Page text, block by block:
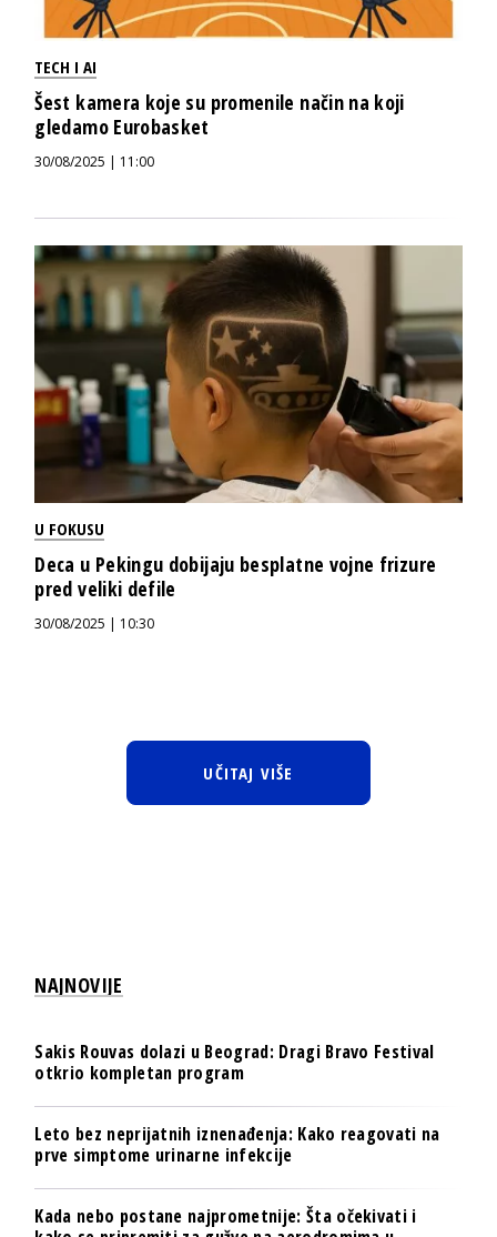
TECH I AI
Šest kamera koje su promenile način na koji
gledamo Eurobasket
30/08/2025 | 11:00
U FOKUSU
Deca u Pekingu dobijaju besplatne vojne frizure
pred veliki defile
30/08/2025 | 10:30
UČITAJ VIŠE
NAJNOVIJE
Sakis Rouvas dolazi u Beograd: Dragi Bravo Festival
otkrio kompletan program
Leto bez neprijatnih iznenađenja: Kako reagovati na
prve simptome urinarne infekcije
Kada nebo postane najprometnije: Šta očekivati i